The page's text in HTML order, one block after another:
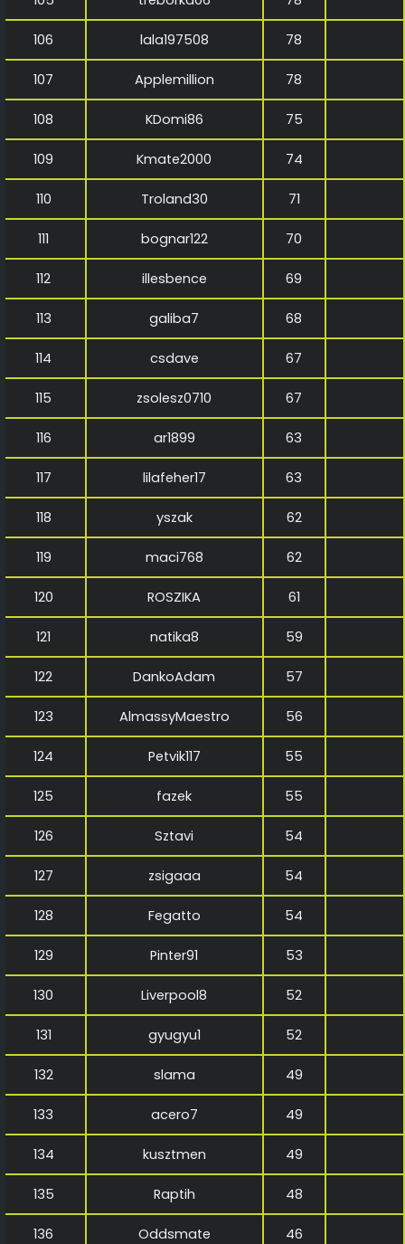
106 lala197508 78
107 Applemillion 78
108 KDomi86 75
109 Kmate2000 74
110 Troland30 71
111 bognar122 70
112 illesbence 69
113 galiba7 68
114 csdave 67
115 zsolesz0710 67
116 ar1899 63
117 lilafeher17 63
118 yszak 62
119 maci768 62
120 ROSZIKA 61
121 natika8 59
122 DankoAdam 57
123 AlmassyMaestro 56
124 Petvik117 55
125 fazek 55
126 Sztavi 54
127 zsigaaa 54
128 Fegatto 54
129 Pinter91 53
130 Liverpool8 52
131 gyugyu1 52
132 slama 49
133 acero7 49
134 kusztmen 49
135 Raptih 48
136 Oddsmate 46